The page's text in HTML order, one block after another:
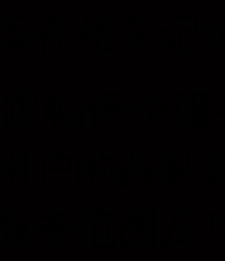
存相关记
帖评论
户的跟帖
务范围及